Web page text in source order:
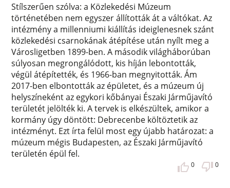
Stílszerűen szólva: a Közlekedési Múzeum
történetében nem egyszer állították át a váltókat. Az
intézmény a millenniumi kiállítás ideiglenesnek szánt
közlekedési csarnokának átépítése után nyílt meg a
Városligetben 1899-ben. A második világháborúban
súlyosan megrongálódott, kis híján lebontották,
végül átépítették, és 1966-ban megnyitották. Ám
2017-ben elbontották az épületet, és a múzeum új
helyszíneként az egykori kőbányai Északi Járműjavító
területét jelölték ki. A tervek is elkészültek, amikor a
kormány úgy döntött: Debrecenbe költöztetik az
intézményt. Ezt írta felül most egy újabb határozat: a
múzeum mégis Budapesten, az Északi Járműjavító
területén épül fel.
0 0